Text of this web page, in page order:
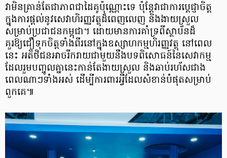
វាមិនគ្រាន់តែជាភាពជាដៃគូប៉ុណ្ណោះទេ ប៉ុន្តែវាជាការប្តេជ្ញាចិត្ត​
ក្នុងការផ្តល់​នូវសេវា​ហិរញ្ញវត្ថុដ៏​ពេញលេញ និងងាយស្រួល
សម្រាប់ប្រជាជនកម្ពុជា។ ដោយមានការគាំទ្រពីស្ថាប័នដ៏
គួរឱ្យជឿទុក​ចិត្តទាំងពីរនៅក្នុងឧស្សាហកម្មហិរញ្ញវត្ថុ នៅពេល
នេះ អតិថិជនអាចរីករាយជាមួយ​នឹងបទ​ពិសោធន៍​នៃសេវាកម្ម
ដែលរួមបញ្ចូលគ្នានេះកាន់តែងាយស្រួល និងឆាប់រហ័សជាង
ពេលណាៗទាំងអស់ ដើម្បី​ការពារអ្វីដែលសំខាន់បំផុតសម្រាប់
ពួកគេ៕